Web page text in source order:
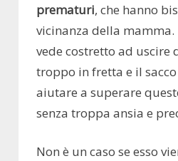
prematuri, che hanno
vicinanza della
vede costretto ad uscire
troppo in fretta e il
aiutare a superare
senza troppa ansia e
Non è un caso se esso